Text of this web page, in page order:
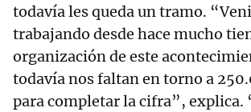
todavía les queda un tramo.
trabajando desde hace mucho
organización de este
todavía nos faltan en torno a
para completar la cifra”, explica.